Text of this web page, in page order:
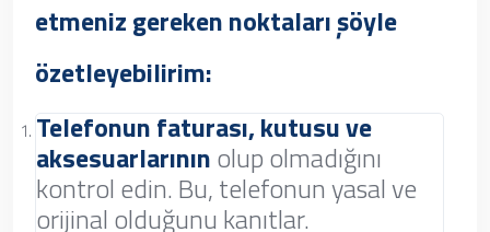
etmeniz gereken noktaları şöyle
özetleyebilirim:
Telefonun faturası, kutusu ve
aksesuarlarınınolup olmadığını
kontrol edin. Bu, telefonun yasal ve
orijinal olduğunu kanıtlar.